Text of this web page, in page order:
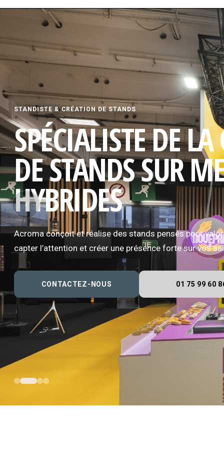
STANDISTE & CRÉATION DE STANDS
SPÉCIALISTE DE
DE STANDS SUR
HYBRIDES
Acroma conçoit et réalise des stands pensés pour
capter l’attention et créer une présence forte sur vos
CONTACTEZ-NOUS 01 75 99 60
‹